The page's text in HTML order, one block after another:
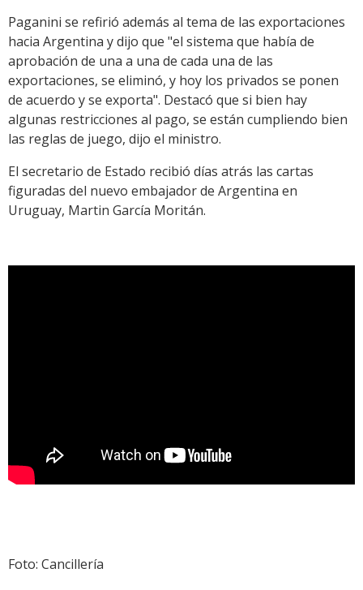
Paganini se refirió además al tema de las exportaciones
hacia Argentina y dijo que "el sistema que había de
aprobación de una a una de cada una de las
exportaciones, se eliminó, y hoy los privados se ponen
de acuerdo y se exporta". Destacó que si bien hay
algunas restricciones al pago, se están cumpliendo bien
las reglas de juego, dijo el ministro.
El secretario de Estado recibió días atrás las cartas
figuradas del nuevo embajador de Argentina en
Uruguay, Martin García Moritán.
Foto: Cancillería